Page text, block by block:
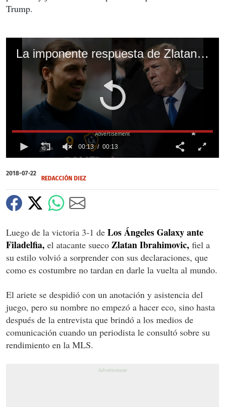
Trump.
La imponente respuesta de Zlatan que le está dando la vuelta al mundo
of
13
00:13 00:13
X
2018-07-22
REDACCIÓN DIEZ
Luego de la victoria 3-1 de Los Ángeles Galaxy ante
Filadelfia, el atacante sueco Zlatan Ibrahimovic, fiel a
su estilo volvió a sorprender con sus declaraciones, que
como es costumbre no tardan en darle la vuelta al mundo.
El ariete se despidió con un anotación y asistencia del
juego, pero su nombre no empezó a hacer eco, sino hasta
después de la entrevista que brindó a los medios de
comunicación cuando un periodista le consultó sobre su
rendimiento en la MLS.